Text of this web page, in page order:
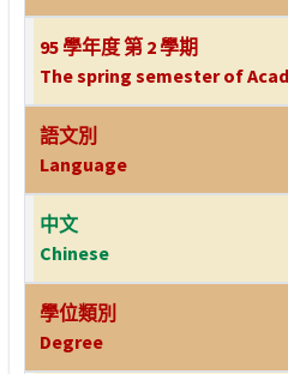
95 學年度 第 2 學期
The spring semester of
語文別
Language
中文
Chinese
學位類別
Degree